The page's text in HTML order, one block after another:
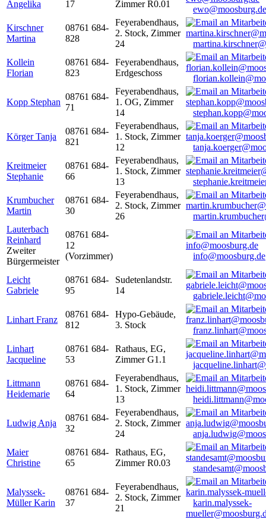
Angelika
17
Zimmer R0.01
ewo@moosburg.de
Kirschner
Martina
08761 684-
828
Feyerabendhaus,
2. Stock, Zimmer
24
Kollein
Florian
08761 684-
823
Feyerabendhaus,
Erdgeschoss
Kopp Stephan
08761 684-
71
Feyerabendhaus,
1. OG, Zimmer
14
Körger Tanja
08761 684-
821
Feyerabendhaus,
1. Stock, Zimmer
12
Kreitmeier
Stephanie
08761 684-
66
Feyerabendhaus,
1. Stock, Zimmer
13
Krumbucher
Martin
08761 684-
30
Feyerabendhaus,
2. Stock, Zimmer
26
Lauterbach
Reinhard
Zweiter
Bürgermeister
08761 684-
12
(Vorzimmer)
info@moosburg.de
Leicht
Gabriele
08761 684-
95
Sudetenlandstr.
14
Linhart Franz
08761 684-
812
Hypo-Gebäude,
3. Stock
Linhart
Jacqueline
08761 684-
53
Rathaus, EG,
Zimmer G1.1
Littmann
Heidemarie
08761 684-
64
Feyerabendhaus,
1. Stock, Zimmer
13
Ludwig Anja
08761 684-
32
Feyerabendhaus,
2. Stock, Zimmer
24
Maier
Christine
08761 684-
65
Rathaus, EG,
Zimmer R0.03
Malyssek-
Müller Karin
08761 684-
37
Feyerabendhaus,
2. Stock, Zimmer
21
karin.malyssek-